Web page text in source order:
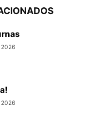
2026
2026